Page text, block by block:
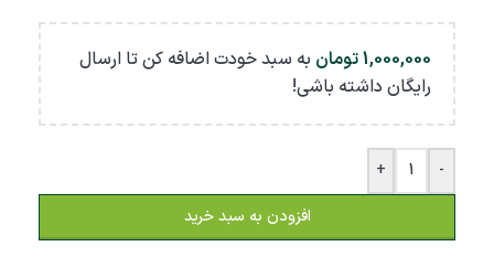
1,000,000تومان به سبد خودت اضافه کن تا ارسال
رایگان داشته باشی!
-
+
افزودن به سبد خرید